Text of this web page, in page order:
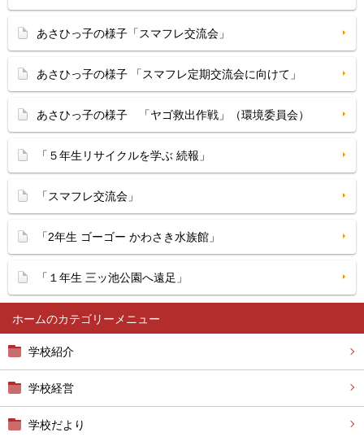
ホーム
学校紹介
学校経営
学校だより
あさひっ子の様子「スマフレ交流会」
あさひっ子の様子 「スマフレ定期交流会に向けて」
あさひっ子の様子 「ヤゴ救出作戦」（環境委員会）
「５年生リサイクルを学ぶ 続報」
「スマフレ交流会」
「2年生 ゴーゴー かわさき水族館」
「１年生 三ッ池公園へ遠足」